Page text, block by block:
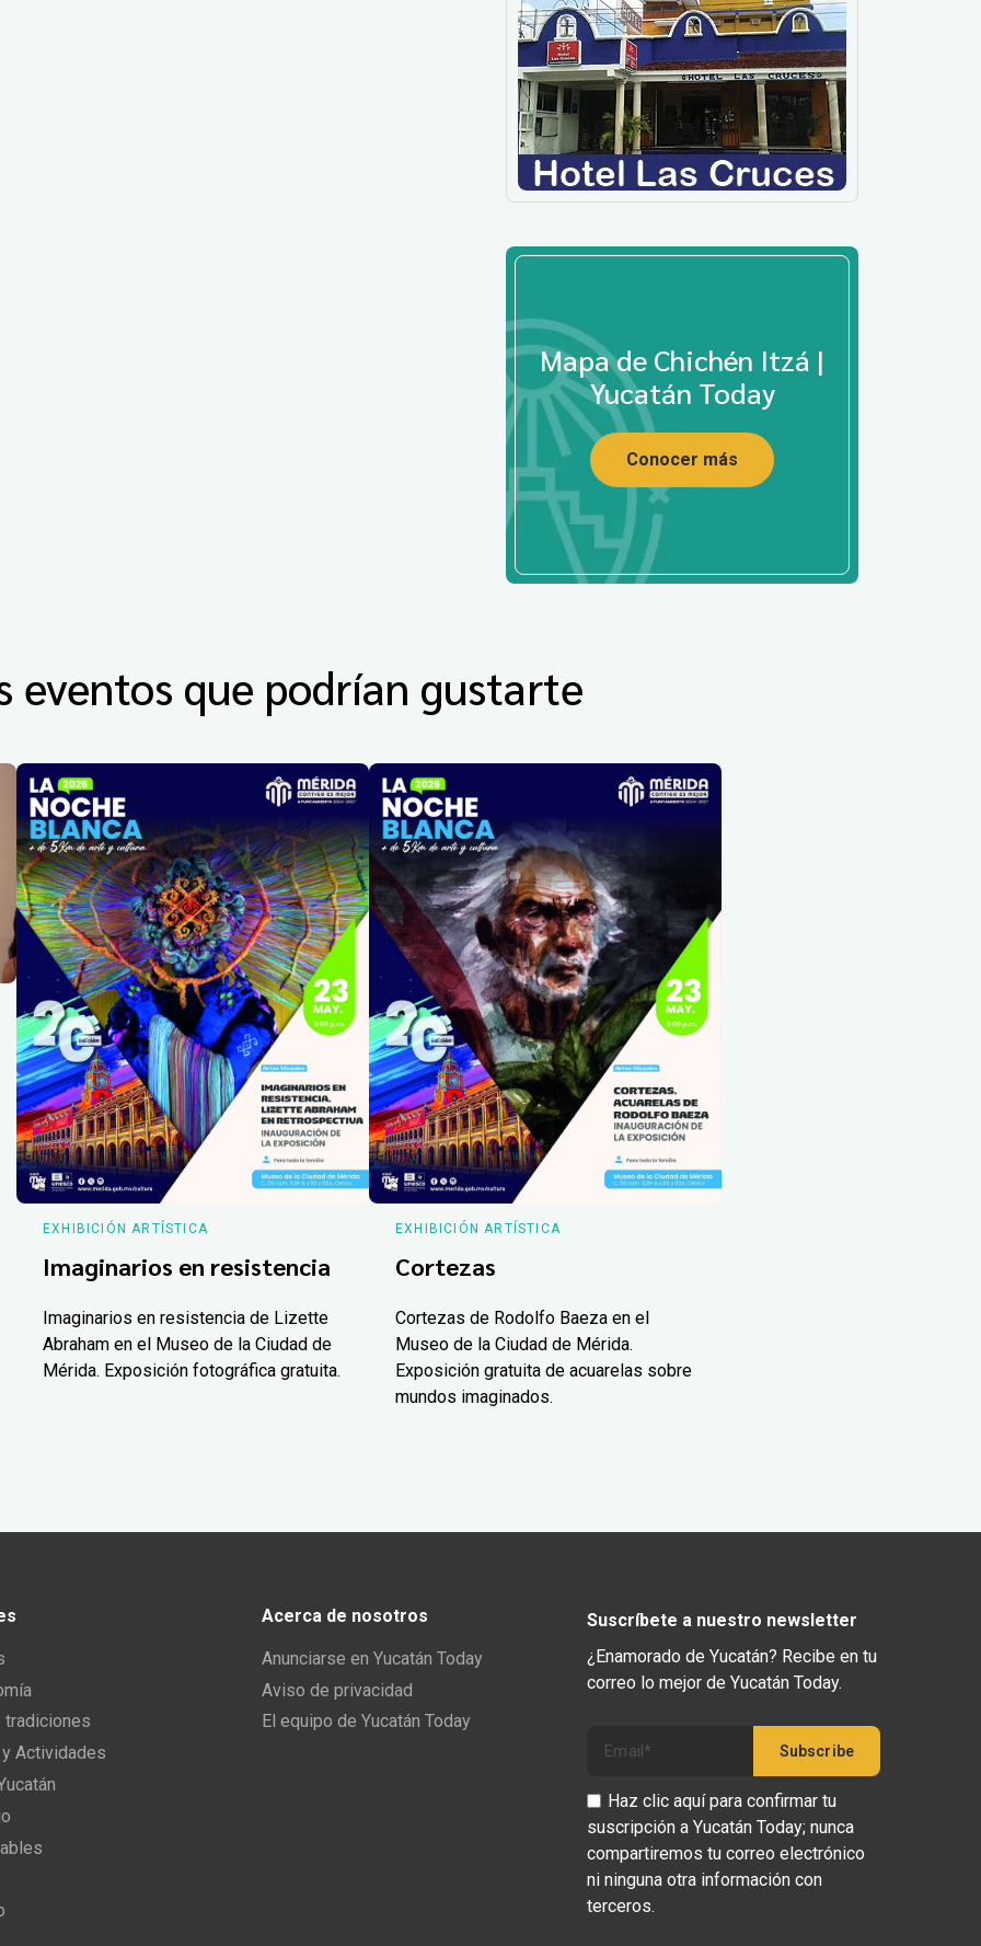
Mapa de Chichén Itzá |
Yucatán Today
Conocer más
eventos que podrían gustarte
EXHIBICIÓN ARTÍSTICA
Imaginarios en resistencia
Imaginarios en resistencia de Lizette
Abraham en el Museo de la Ciudad de
Mérida. Exposición fotográfica gratuita.
EXHIBICIÓN ARTÍSTICA
Cortezas
Cortezas de Rodolfo Baeza en el
Museo de la Ciudad de Mérida.
Exposición gratuita de acuarelas sobre
mundos imaginados.
tradiciones
Actividades
Acerca de nosotros
Anunciarse en Yucatán Today
Aviso de privacidad
El equipo de Yucatán Today
Suscríbete a nuestro newsletter
¿Enamorado de Yucatán? Recibe en tu
correo lo mejor de Yucatán Today.
Haz clic aquí para confirmar tu
suscripción a Yucatán Today; nunca
compartiremos tu correo electrónico
ni ninguna otra información con
terceros.